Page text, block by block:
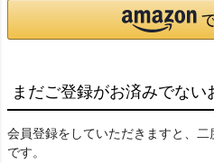
まだご登録がお済みでない
会員登録をしていただきますと、二
です。